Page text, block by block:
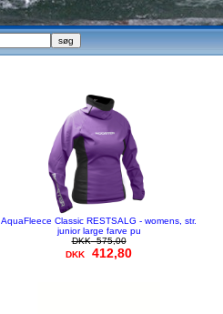
AquaFleece Classic RESTSALG - womens, str.
junior large farve pu
DKK575,00
DKK
412,80